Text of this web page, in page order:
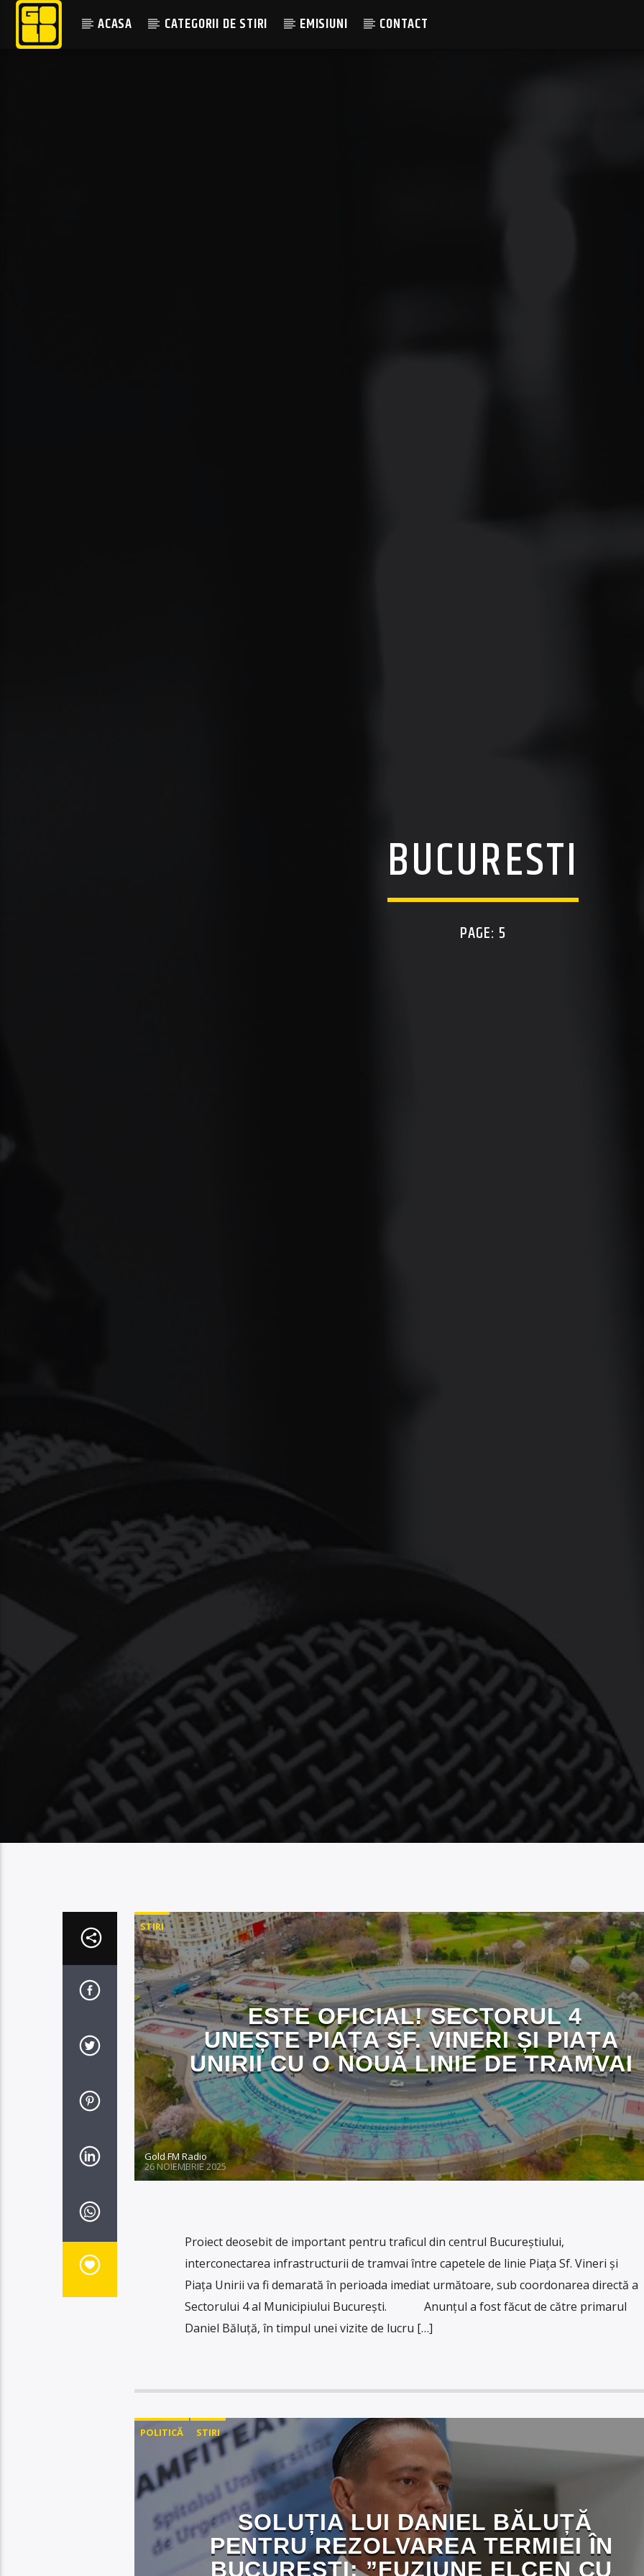
ACASA CATEGORII DE STIRI EMISIUNI CONTACT
BUCURESTI
PAGE: 5
STIRI
ESTE OFICIAL! SECTORUL 4
UNEȘTE PIAȚA SF. VINERI ȘI PIAȚA
UNIRII CU O NOUĂ LINIE DE TRAMVAI
Gold FM Radio
26 NOIEMBRIE 2025
Proiect deosebit de important pentru traficul din centrul Bucureștiului,
interconectarea infrastructurii de tramvai între capetele de linie Piața Sf. Vineri și
Piața Unirii va fi demarată în perioada imediat următoare, sub coordonarea directă a
Sectorului 4 al Municipiului București. Anunțul a fost făcut de către primarul
Daniel Băluță, în timpul unei vizite de lucru […]
POLITICĂ STIRI
SOLUȚIA LUI DANIEL BĂLUȚĂ
PENTRU REZOLVAREA TERMIEI ÎN
BUCUREȘTI: ”FUZIUNE ELCEN CU